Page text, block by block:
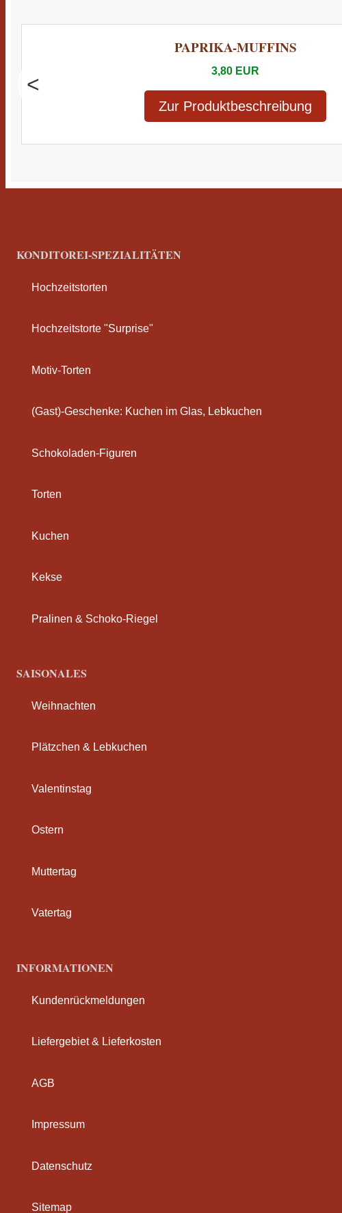
<
PAPRIKA-MUFFINS
3,80 EUR
Zur Produktbeschreibung
KONDITOREI-SPEZIALITÄTEN
Hochzeitstorten
Hochzeitstorte "Surprise"
Motiv-Torten
(Gast)-Geschenke: Kuchen im Glas, Lebkuchen
Schokoladen-Figuren
Torten
Kuchen
Kekse
Pralinen & Schoko-Riegel
SAISONALES
Weihnachten
Plätzchen & Lebkuchen
Valentinstag
Ostern
Muttertag
Vatertag
INFORMATIONEN
Kundenrückmeldungen
Liefergebiet & Lieferkosten
AGB
Impressum
Datenschutz
Sitemap